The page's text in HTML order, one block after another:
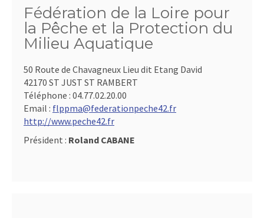
Fédération de la Loire pour
la Pêche et la Protection du
Milieu Aquatique
50 Route de Chavagneux Lieu dit Etang David
42170 ST JUST ST RAMBERT
Téléphone : 04.77.02.20.00
Email : flppma@federationpeche42.fr
http://www.peche42.fr
Président : Roland CABANE